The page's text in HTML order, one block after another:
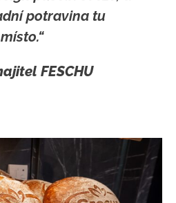
potravina tu
FESCHU